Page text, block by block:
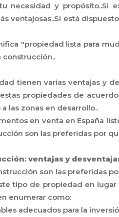
necesidad y propósito..Si
ventajosas..Si está
"propiedad lista para
construcción..
tienen varias ventajas y
propiedades de
las zonas en desarrollo..
en venta en España
son las preferidas por
ventajas y
son las preferidas
tipo de propiedad en
enumerar como:
adecuados para la